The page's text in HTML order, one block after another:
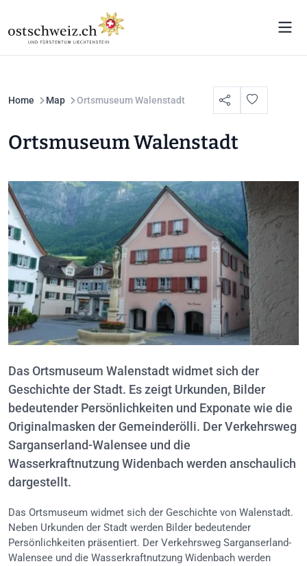
Home Map Ortsmuseum Walenstadt
Ortsmuseum Walenstadt
Das Ortsmuseum Walenstadt widmet sich der
Geschichte der Stadt. Es zeigt Urkunden, Bilder
bedeutender Persönlichkeiten und Exponate wie die
Originalmasken der Gemeinderölli. Der Verkehrsweg
Sarganserland-Walensee und die
Wasserkraftnutzung Widenbach werden anschaulich
dargestellt.
Das Ortsmuseum widmet sich der Geschichte von Walenstadt.
Neben Urkunden der Stadt werden Bilder bedeutender
Persönlichkeiten präsentiert. Der Verkehrsweg Sarganserland-
Walensee und die Wasserkraftnutzung Widenbach werden